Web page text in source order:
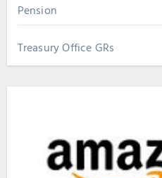
Pension
Treasury Office GRs